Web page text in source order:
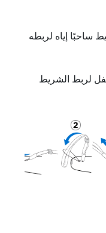
ساحبًا إياه لربطه
لربط الشريط